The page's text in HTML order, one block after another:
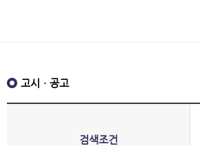
고시ㆍ공고
검색조건